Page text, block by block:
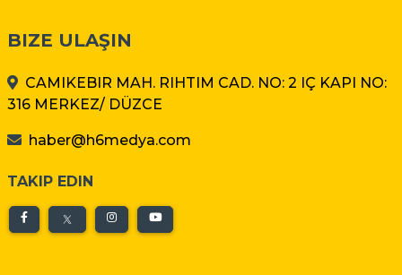
BIZE ULAŞIN
CAMIKEBIR MAH. RIHTIM CAD. NO: 2 IÇ KAPI NO:
316 MERKEZ/ DÜZCE
haber@h6medya.com
TAKIP EDIN